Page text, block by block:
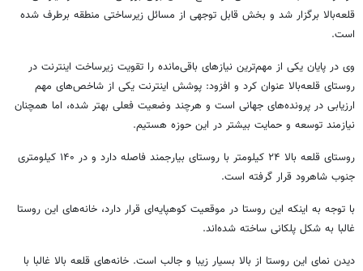
قلعه‌بالا برگزار شد و بخش قابل توجهی از مسائل زیرساختی منطقه برطرف شده
است.
وی در پایان یکی از مهم‌ترین نیازهای باقی‌مانده را تقویت زیرساخت اینترنت در
روستای قلعه‌بالا عنوان کرد و افزود: پوشش اینترنت یکی از شاخص‌های مهم
ارزیابی در پرونده‌های جهانی است و هرچند وضعیت فعلی بهتر شده، اما همچنان
نیازمند توسعه و حمایت بیشتر در این حوزه هستیم.
روستای قلعه بالا ۲۴ کیلومتر با روستای بیارجمند فاصله دارد و در ۱۴۰ کیلومتری
جنوب شاهرود قرار گرفته است.
با توجه به اینکه این روستا در موقعیت کوهپایه‌ای قرار دارد، خانه‌های این روستا
غالبا به شکل پلکانی ساخته شده‌اند.
دیدن نمای این روستا از بالا بسیار زیبا و جالب است. خانه‌های قلعه بالا غالبا با